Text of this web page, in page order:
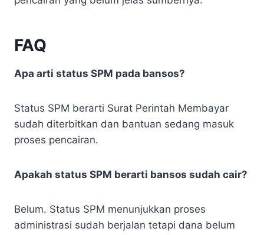
FAQ
Apa arti status SPM pada bansos?
Status SPM berarti Surat Perintah Membayar
sudah diterbitkan dan bantuan sedang masuk
proses pencairan.
Apakah status SPM berarti bansos sudah cair?
Belum. Status SPM menunjukkan proses
administrasi sudah berjalan tetapi dana belum